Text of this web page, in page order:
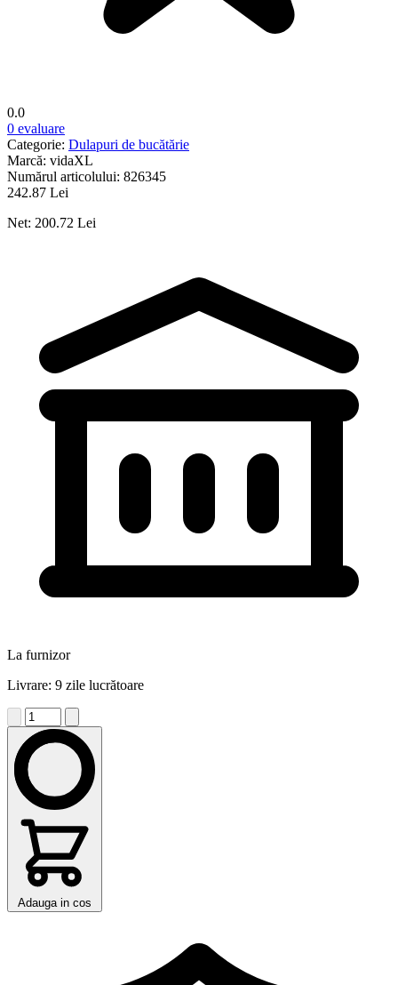
0.0
0 evaluare
Categorie: Dulapuri de bucătărie
Marcă: vidaXL
Numărul articolului: 826345
242.87 Lei
Net: 200.72 Lei
La furnizor
Livrare: 9 zile lucrătoare
Adauga in cos